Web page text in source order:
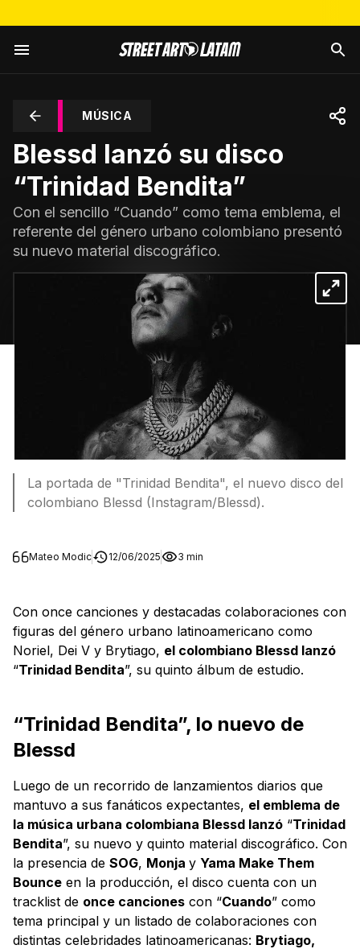
MÚSICA
Blessd lanzó su disco
“Trinidad Bendita”
Con el sencillo “Cuando” como tema emblema, el
referente del género urbano colombiano presentó
su nuevo material discográfico.
La portada de "Trinidad Bendita", el nuevo disco del
colombiano Blessd (Instagram/Blessd).
Mateo Modic 12/06/2025 3 min
Con once canciones y destacadas colaboraciones con
figuras del género urbano latinoamericano como
Noriel, Dei V y Brytiago, el colombiano Blessd lanzó
“Trinidad Bendita”, su quinto álbum de estudio.
“Trinidad Bendita”, lo nuevo de
Blessd
Luego de un recorrido de lanzamientos diarios que
mantuvo a sus fanáticos expectantes, el emblema de
la música urbana colombiana Blessd lanzó “Trinidad
Bendita”, su nuevo y quinto material discográfico. Con
la presencia de SOG, Monja y Yama Make Them
Bounce en la producción, el disco cuenta con un
tracklist de once canciones con “Cuando” como
tema principal y un listado de colaboraciones con
distintas celebridades latinoamericanas: Brytiago,